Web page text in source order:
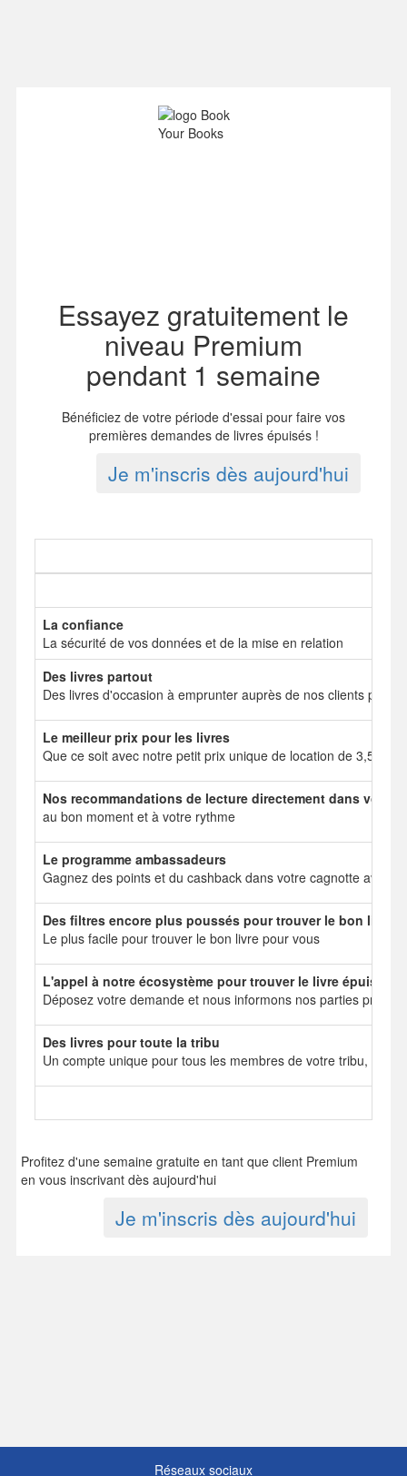
Essayez gratuitement le
niveau Premium
pendant 1 semaine
Bénéficiez de votre période d'essai pour faire vos
premières demandes de livres épuisés !
Je m'inscris dès aujourd'hui
La confiance
La sécurité de vos données et de la mise en relation
Des livres partout
Des livres d'occasion à emprunter auprès de nos clients
Le meilleur prix pour les livres
Que ce soit avec notre petit prix unique de location de 3,50
Nos recommandations de lecture directement dans votre
au bon moment et à votre rythme
Le programme ambassadeurs
Gagnez des points et du cashback dans votre cagnotte avec
Des filtres encore plus poussés pour trouver le bon livre
Le plus facile pour trouver le bon livre pour vous
L'appel à notre écosystème pour trouver le livre épuisé
Déposez votre demande et nous informons nos parties
Des livres pour toute la tribu
Un compte unique pour tous les membres de votre tribu, mais
Profitez d'une semaine gratuite en tant que client Premium
en vous inscrivant dès aujourd'hui
Je m'inscris dès aujourd'hui
Réseaux sociaux